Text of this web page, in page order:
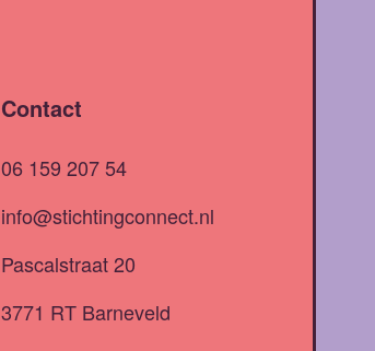
Contact
06 159 207 54
info@stichtingconnect.nl
Pascalstraat 20
3771 RT Barneveld